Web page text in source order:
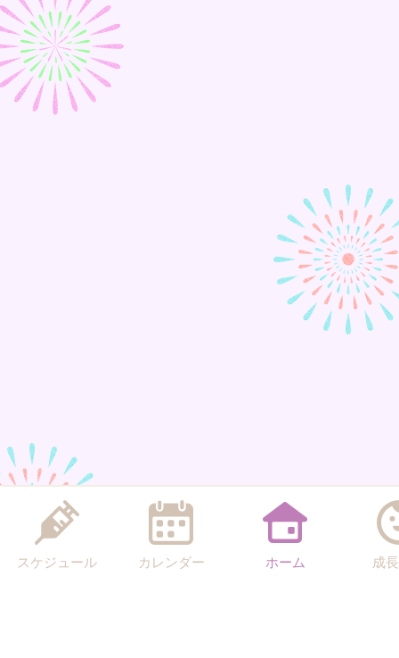
スケジュール カレンダー ホーム 成